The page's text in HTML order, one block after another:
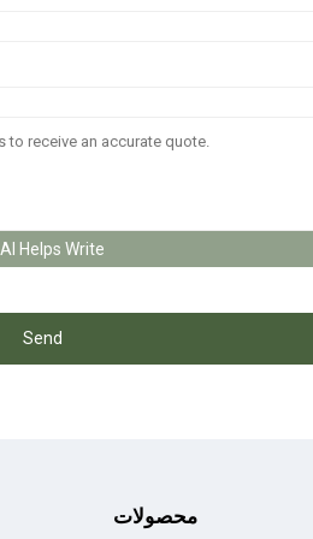
AI Helps Write
Send
محصولات